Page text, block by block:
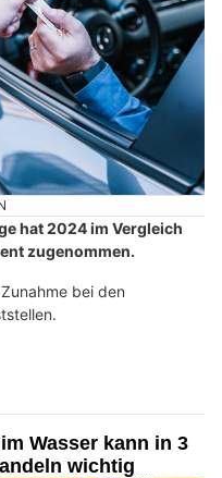
hat 2024 im Vergleich
zugenommen.
bei den
Wasser kann in 3
wichtig